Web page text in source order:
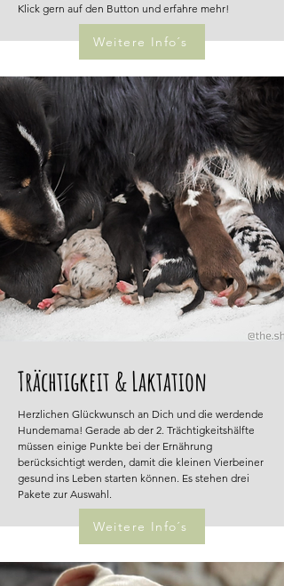
Klick gern auf den Button und erfahre mehr!
Trächtigkeit & Laktation
Herzlichen Glückwunsch an Dich und die werdende
Hundemama! Gerade ab der 2. Trächtigkeitshälfte
müssen einige Punkte bei der Ernährung
berücksichtigt werden, damit die kleinen Vierbeiner
gesund ins Leben starten können. Es stehen drei
Pakete zur Auswahl.
Weitere Info´s
Weitere Info´s